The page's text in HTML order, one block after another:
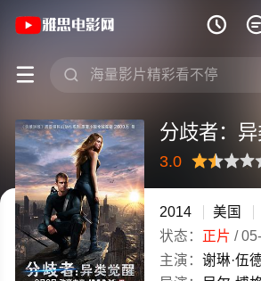

 
《分歧者：异类觉醒》
分歧者：
3.0
很差较差
还行推荐力荐
2014 美国
状态： 正片 /
主演： 谢琳·伍